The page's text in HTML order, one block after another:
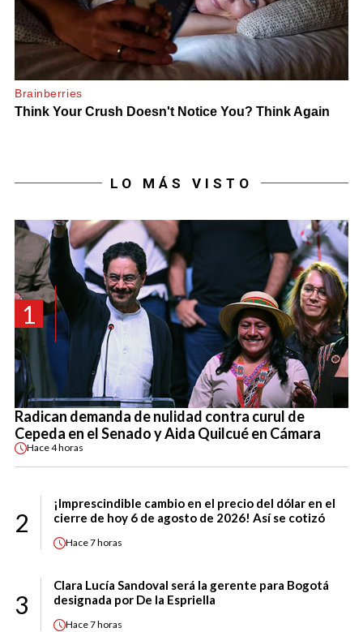
LO MÁS VISTO
1
Radican demanda de nulidad contra curul de
Cepeda en el Senado y Aida Quilcué en Cámara
Hace4 horas
2
¡Imprescindible cambio en el precio del dólar en el
cierre de hoy 6 de agosto de 2026! Así se cotizó
Hace7 horas
3
Clara Lucía Sandoval será la gerente para Bogotá
designada por De la Espriella
Hace7 horas